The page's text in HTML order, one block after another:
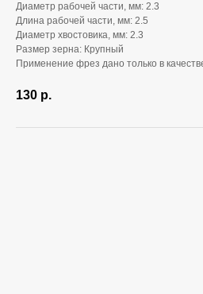
Диаметр рабочей части, мм: 2.3
Длина рабочей части, мм: 2.5
Диаметр хвостовика, мм: 2.3
Размер зерна: Крупный
Применение фрез дано только в
130 р.